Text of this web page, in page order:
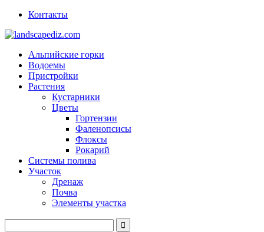
Контакты
Альпийские горки
Водоемы
Пристройки
Растения
Кустарники
Цветы
Гортензии
Фаленопсисы
Флоксы
Рокарий
Системы полива
Участок
Дренаж
Почва
Элементы участка